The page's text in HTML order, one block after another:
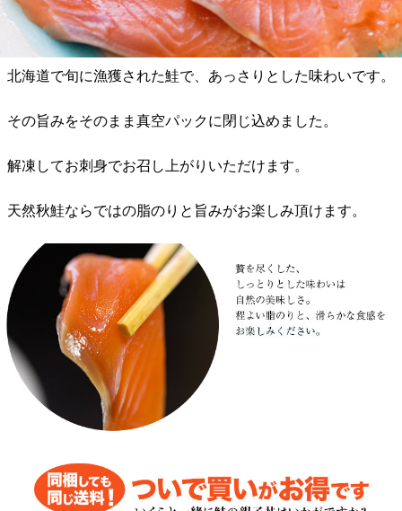
北海道で旬に漁獲された鮭で、あっさりとした味わいです。
その旨みをそのまま真空パックに閉じ込めました。
解凍してお刺身でお召し上がりいただけます。
天然秋鮭ならではの脂のりと旨みがお楽しみ頂けます。